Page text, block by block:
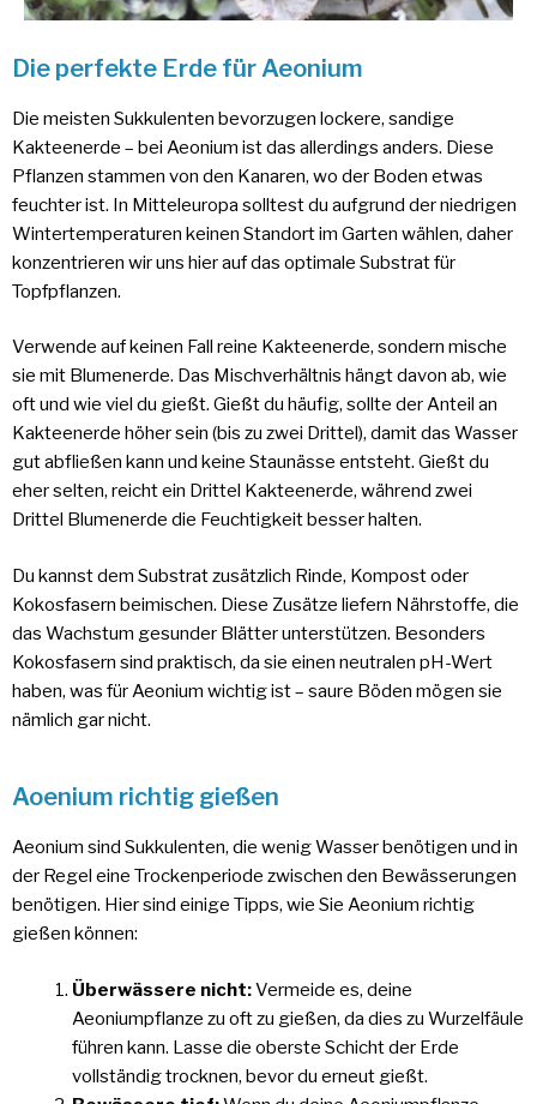
Die perfekte Erde für Aeonium
Die meisten Sukkulenten bevorzugen lockere, sandige
Kakteenerde – bei Aeonium ist das allerdings anders. Diese
Pflanzen stammen von den Kanaren, wo der Boden etwas
feuchter ist. In Mitteleuropa solltest du aufgrund der niedrigen
Wintertemperaturen keinen Standort im Garten wählen, daher
konzentrieren wir uns hier auf das optimale Substrat für
Topfpflanzen.
Verwende auf keinen Fall reine Kakteenerde, sondern mische
sie mit Blumenerde. Das Mischverhältnis hängt davon ab, wie
oft und wie viel du gießt. Gießt du häufig, sollte der Anteil an
Kakteenerde höher sein (bis zu zwei Drittel), damit das Wasser
gut abfließen kann und keine Staunässe entsteht. Gießt du
eher selten, reicht ein Drittel Kakteenerde, während zwei
Drittel Blumenerde die Feuchtigkeit besser halten.
Du kannst dem Substrat zusätzlich Rinde, Kompost oder
Kokosfasern beimischen. Diese Zusätze liefern Nährstoffe, die
das Wachstum gesunder Blätter unterstützen. Besonders
Kokosfasern sind praktisch, da sie einen neutralen pH-Wert
haben, was für Aeonium wichtig ist – saure Böden mögen sie
nämlich gar nicht.
Aoenium richtig gießen
Aeonium sind Sukkulenten, die wenig Wasser benötigen und in
der Regel eine Trockenperiode zwischen den Bewässerungen
benötigen. Hier sind einige Tipps, wie Sie Aeonium richtig
gießen können:
Überwässere nicht:Vermeide es, deine
Aeoniumpflanze zu oft zu gießen, da dies zu Wurzelfäule
führen kann. Lasse die oberste Schicht der Erde
vollständig trocknen, bevor du erneut gießt.